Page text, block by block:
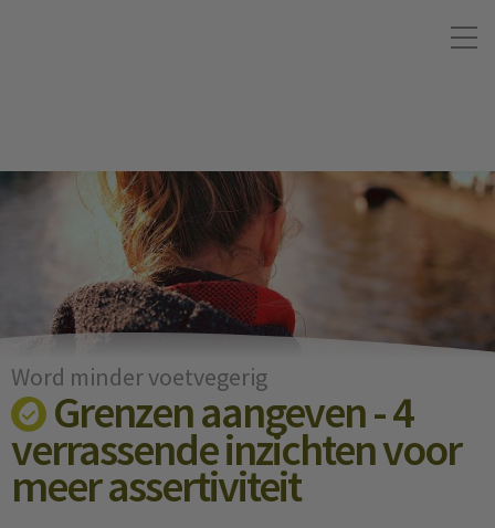
Word minder voetvegerig
Grenzen aangeven - 4
verrassende inzichten voor
meer assertiviteit